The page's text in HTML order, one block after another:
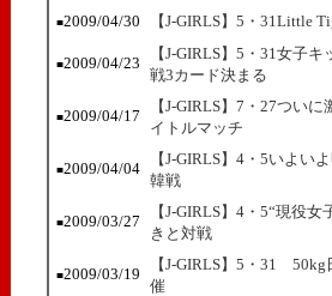
■2009/04/30 【J-GIRLS】5・31Little
■2009/04/23
【J-GIRLS】5・31女子
戦3カード決まる
■2009/04/17
【J-GIRLS】7・27つい
イトルマッチ
■2009/04/04
【J-GIRLS】4・5いよい
韓戦
■2009/03/27
【J-GIRLS】4・5“現役
きと対戦
■2009/03/19
【J-GIRLS】5・31
催